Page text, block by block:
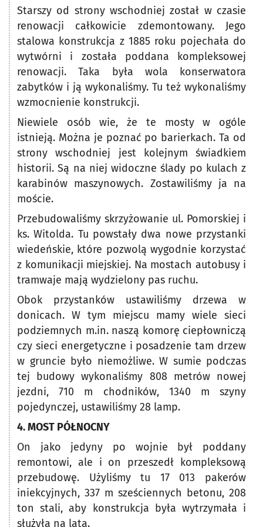
Starszy od strony wschodniej został w czasie
renowacji całkowicie zdemontowany. Jego
stalowa konstrukcja z 1885 roku pojechała do
wytwórni i została poddana kompleksowej
renowacji. Taka była wola konserwatora
zabytków i ją wykonaliśmy. Tu też wykonaliśmy
wzmocnienie konstrukcji.
Niewiele osób wie, że te mosty w ogóle
istnieją. Można je poznać po barierkach. Ta od
strony wschodniej jest kolejnym świadkiem
historii. Są na niej widoczne ślady po kulach z
karabinów maszynowych. Zostawiliśmy ja na
moście.
Przebudowaliśmy skrzyżowanie ul. Pomorskiej i
ks. Witolda. Tu powstały dwa nowe przystanki
wiedeńskie, które pozwolą wygodnie korzystać
z komunikacji miejskiej. Na mostach autobusy i
tramwaje mają wydzielony pas ruchu.
Obok przystanków ustawiliśmy drzewa w
donicach. W tym miejscu mamy wiele sieci
podziemnych m.in. naszą komorę ciepłowniczą
czy sieci energetyczne i posadzenie tam drzew
w gruncie było niemożliwe. W sumie podczas
tej budowy wykonaliśmy 808 metrów nowej
jezdni, 710 m chodników, 1340 m szyny
pojedynczej, ustawiliśmy 28 lamp.
4. MOST PÓŁNOCNY
On jako jedyny po wojnie był poddany
remontowi, ale i on przeszedł kompleksową
przebudowę. Użyliśmy tu 17 013 pakerów
iniekcyjnych, 337 m sześciennych betonu, 208
ton stali, aby konstrukcja była wytrzymała i
służyła na lata.